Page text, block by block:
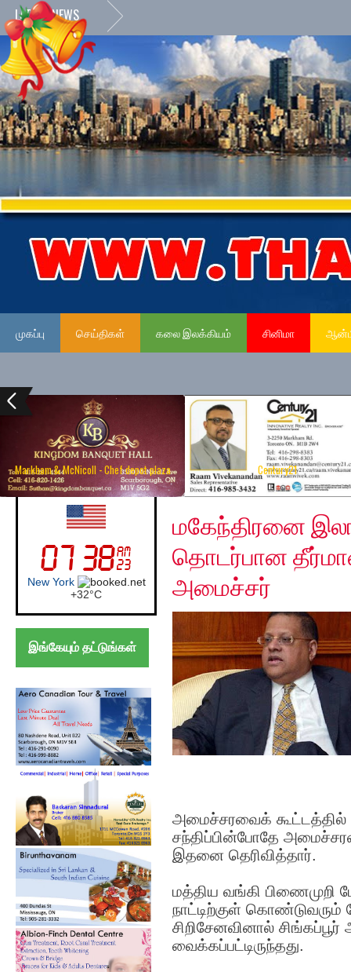
LATEST NEWS
முகப்பு செய்திகள் கலை இலக்கியம் சினிமா
Markham & McNicoll - Chef depot plaza Century21
UK (London)
London
+24°C
இங்கேயும் தட்டுங்கள்
Friday, December 13,
மகேந்திரனை
தொடர்பான
அமைச்சர்
அமைச்சரவைக்
சந்திப்பின்போதே
இதனை தெரிவித்தார்.
மத்திய வங்கி பிணைமுறி
நாட்டிற்குள் கொண்டுவரும்
சிறிசேனவினால்
வைக்கப்பட்டிருந்தது.